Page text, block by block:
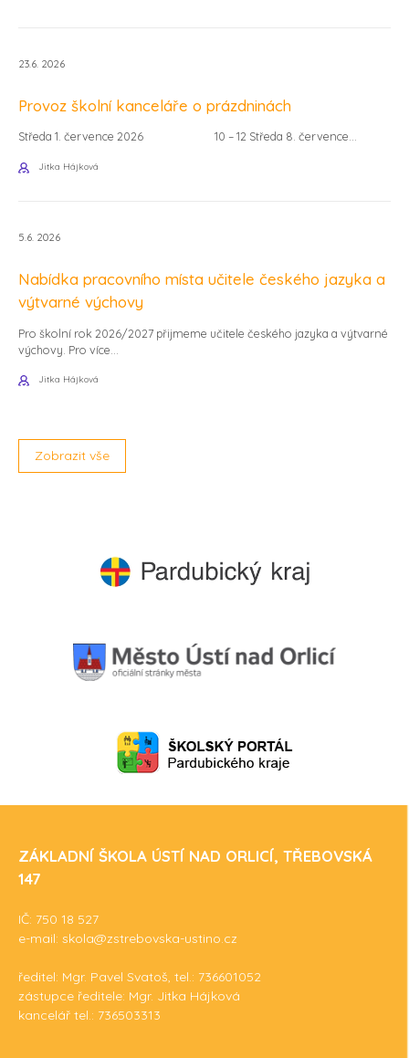
23.6. 2026
Provoz školní kanceláře o prázdninách
Středa 1. července 2026 10 – 12 Středa 8. července...
Jitka Hájková
5.6. 2026
Nabídka pracovního místa učitele českého jazyka a
výtvarné výchovy
Pro školní rok 2026/2027 přijmeme učitele českého jazyka a výtvarné
výchovy. Pro více...
Jitka Hájková
Zobrazit vše
ZÁKLADNÍ ŠKOLA ÚSTÍ NAD ORLICÍ, TŘEBOVSKÁ
147
IČ: 750 18 527
e-mail: skola@zstrebovska-ustino.cz
ředitel: Mgr. Pavel Svatoš, tel.: 736601052
zástupce ředitele: Mgr. Jitka Hájková
kancelář tel.: 736503313